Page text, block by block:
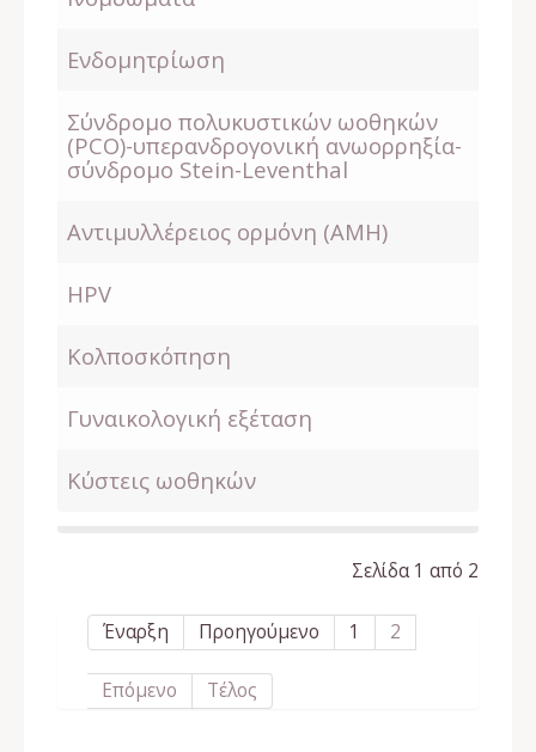
Ενδομητρίωση
Σύνδρομο πολυκυστικών ωοθηκών
(PCO)-υπερανδρογονική ανωορρηξία-
σύνδρομο Stein-Leventhal
Αντιμυλλέρειος ορμόνη (ΑΜΗ)
HPV
Κολποσκόπηση
Γυναικολογική εξέταση
Κύστεις ωοθηκών
Σελίδα 1 από 2
Έναρξη Προηγούμενο 1 2
Επόμενο Τέλος